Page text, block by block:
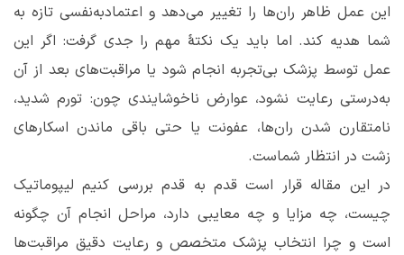
این عمل ظاهر ران‌ها را تغییر می‌دهد و اعتمادبه‌نفسی تازه به
شما هدیه کند. اما باید یک نکتۀ مهم را جدی گرفت: اگر این
عمل توسط پزشک بی‌تجربه انجام شود یا مراقبت‌های بعد از آن
به‌درستی رعایت نشود، عوارض ناخوشایندی چون: تورم شدید،
نامتقارن شدن ران‌ها، عفونت یا حتی باقی ماندن اسکارهای
زشت در انتظار شماست.
در این مقاله قرار است قدم به قدم بررسی کنیم لیپوماتیک
چیست، چه مزایا و چه معایبی دارد، مراحل انجام آن چگونه
است و چرا انتخاب پزشک متخصص و رعایت دقیق مراقبت‌ها